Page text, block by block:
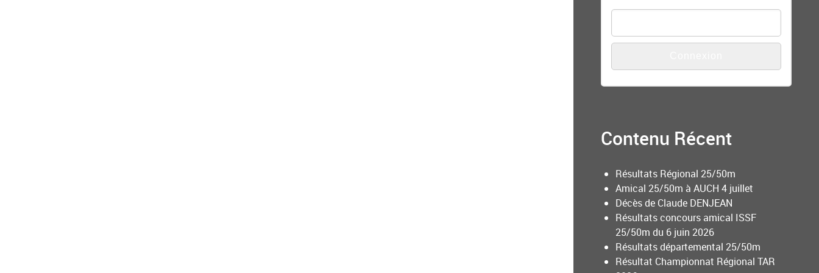
Contenu Récent
Résultats Régional 25/50m
Amical 25/50m à AUCH 4 juillet
Décès de Claude DENJEAN
Résultats concours amical ISSF
25/50m du 6 juin 2026
Résultats départemental 25/50m
Résultat Championnat Régional TAR